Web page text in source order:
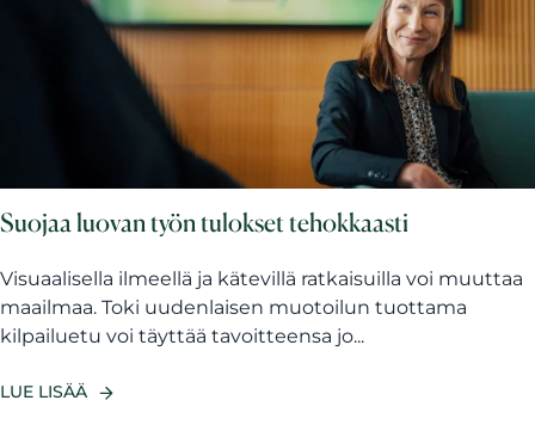
Suojaa luovan työn tulokset tehokkaasti
Visuaalisella ilmeellä ja kätevillä ratkaisuilla voi muuttaa
maailmaa. Toki uudenlaisen muotoilun tuottama
kilpailuetu voi täyttää tavoitteensa jo...
LUE LISÄÄ